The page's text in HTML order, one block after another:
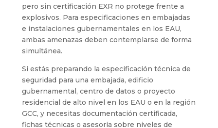
pero sin certificación EXR no protege frente a
explosivos. Para especificaciones en embajadas
e instalaciones gubernamentales en los EAU,
ambas amenazas deben contemplarse de forma
simultánea.
Si estás preparando la especificación técnica de
seguridad para una embajada, edificio
gubernamental, centro de datos o proyecto
residencial de alto nivel en los EAU o en la región
GCC, y necesitas documentación certificada,
fichas técnicas o asesoría sobre niveles de